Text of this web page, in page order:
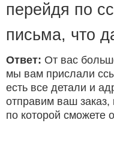
перейдя по
письма, что
Ответ: От вас
мы вам прислали
есть все детали и
отправим ваш заказ,
по которой сможете